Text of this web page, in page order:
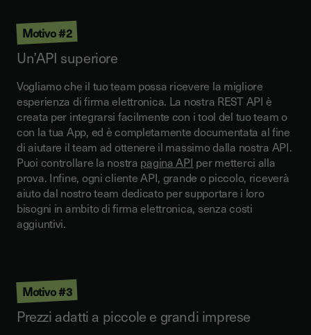
Motivo #2
Un’API superiore
Vogliamo che il tuo team possa ricevere la migliore
esperienza di firma elettronica. La nostra REST API è
creata per integrarsi facilmente con i tool del tuo team o
con la tua App, ed è completamente documentata al fine
diaiutare il team ad ottenere il massimo dalla nostra API.
Puoi controllare la nostra pagina API per metterci alla
prova. Infine, ogni cliente API, grande o piccolo, riceverà
aiuto dal nostro team dedicato per supportare i loro
bisogni in ambito di firma elettronica, senza costi
aggiuntivi.
Motivo #3
Prezzi adatti a piccole e grandi imprese